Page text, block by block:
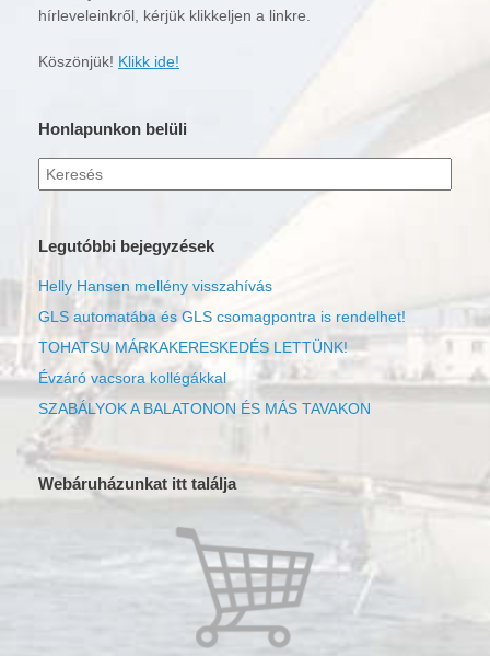
hírleveleinkről, kérjük klikkeljen a linkre.
Köszönjük! Klikk ide!
Honlapunkon belüli
Keresés
erre:
Legutóbbi bejegyzések
Helly Hansen mellény visszahívás
GLS automatába és GLS csomagpontra is rendelhet!
TOHATSU MÁRKAKERESKEDÉS LETTÜNK!
Évzáró vacsora kollégákkal
SZABÁLYOK A BALATONON ÉS MÁS TAVAKON
Webáruházunkat itt találja